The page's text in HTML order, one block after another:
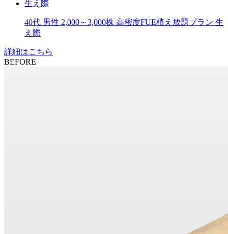
生え際
40代 男性 2,000～3,000株 高密度FUE植え放題プラン 生
え際
詳細はこちら
BEFORE